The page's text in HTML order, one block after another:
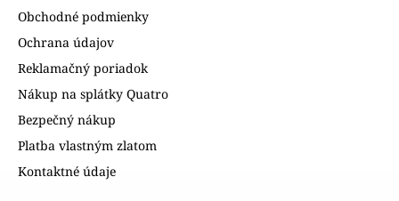
Obchodné podmienky
Ochrana údajov
Reklamačný poriadok
Nákup na splátky Quatro
Bezpečný nákup
Platba vlastným zlatom
Kontaktné údaje